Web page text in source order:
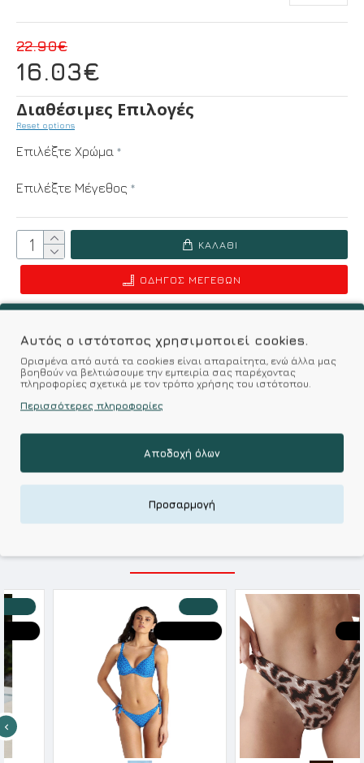
Σύμφωνα με 0 αξιολογήσεις. - Γράψτε μια κριτική
16.03€
22.90€
Διαθέσιμες Επιλογές
Reset options
Επιλέξτε Χρώμα
Επιλέξτε Μέγεθος
ΚΑΛΆΘΙ
ΟΔΗΓΌΣ ΜΕΓΕΘΏΝ
Kalimeratzis Underwear : Προϊόντα Σχεδιασμένα για
Εσάς & Υφάσματα Υψηλής Ποιότητας για
Απολαύστε Υφάσματα Φιλικά Προς το Δέρμα & Ανώτερη
Ποιότητα σε Προσιτές τιμές
ΣΧΕΤΙΚΑ ΠΡΟΪΟΝΤΑ
HOT DEALS
-50 %
HOT DEALS
Αυτός ο ιστότοπος χρησιμοποιεί cookies.
Ορισμένα από αυτά τα cookies είναι απαραίτητα, ενώ άλλα μας
βοηθούν να βελτιώσουμε την εμπειρία σας παρέχοντας
πληροφορίες σχετικά με τον τρόπο χρήσης του ιστότοπου.
Περισσότερες πληροφορίες
Αποδοχή όλων
Προσαρμογή